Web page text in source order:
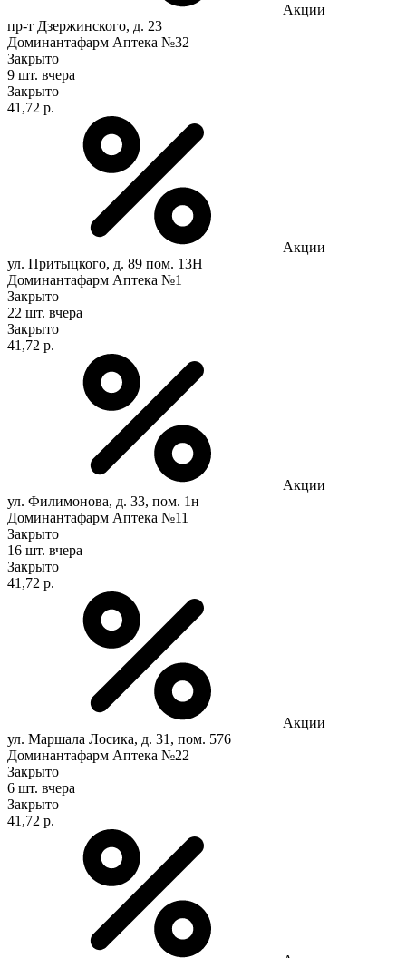
Акции
пр-т Дзержинского, д. 23
Доминантафарм Аптека №32
Закрыто
9 шт. вчера
Закрыто
41,72 р.
Акции
ул. Притыцкого, д. 89 пом. 13Н
Доминантафарм Аптека №1
Закрыто
22 шт. вчера
Закрыто
41,72 р.
Акции
ул. Филимонова, д. 33, пом. 1н
Доминантафарм Аптека №11
Закрыто
16 шт. вчера
Закрыто
41,72 р.
Акции
ул. Маршала Лосика, д. 31, пом. 576
Доминантафарм Аптека №22
Закрыто
6 шт. вчера
Закрыто
41,72 р.